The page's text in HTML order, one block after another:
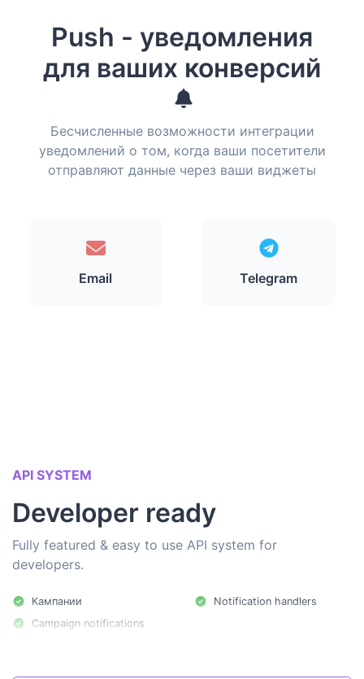
Push - уведомления
для ваших конверсий
Бесчисленные возможности интеграции
уведомлений о том, когда ваши посетители
отправляют данные через ваши виджеты
Email Telegram
API SYSTEM
Developer ready
Fully featured & easy to use API system for
developers.
Кампании
Campaign notifications
Notification handlers